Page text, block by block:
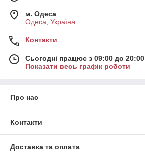
м. Одеса
Одеса, Україна
Контакти
Сьогодні працює з 09:00 до 20:00
Показати весь графік роботи
Про нас
Контакти
Доставка та оплата